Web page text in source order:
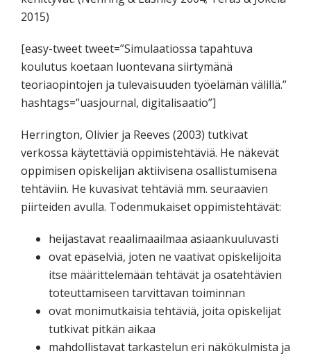
2015)
[easy-tweet tweet=”Simulaatiossa tapahtuva
koulutus koetaan luontevana siirtymänä
teoriaopintojen ja tulevaisuuden työelämän välillä.”
hashtags=”uasjournal, digitalisaatio”]
Herrington, Olivier ja Reeves (2003) tutkivat
verkossa käytettäviä oppimistehtäviä. He näkevät
oppimisen opiskelijan aktiivisena osallistumisena
tehtäviin. He kuvasivat tehtäviä mm. seuraavien
piirteiden avulla. Todenmukaiset oppimistehtävät:
heijastavat reaalimaailmaa asiaankuuluvasti
ovat epäselviä, joten ne vaativat opiskelijoita
itse määrittelemään tehtävät ja osatehtävien
toteuttamiseen tarvittavan toiminnan
ovat monimutkaisia tehtäviä, joita opiskelijat
tutkivat pitkän aikaa
mahdollistavat tarkastelun eri näkökulmista ja